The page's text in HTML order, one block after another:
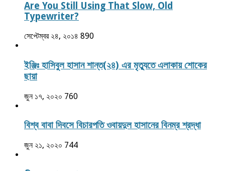
Are You Still Using That Slow, Old
Typewriter?
সেপ্টেম্বর ২৪, ২০১৪ 890
ইঞ্জিঃ হাসিবুল হাসান শান্ত(২৪) এর মৃত্যুতে এলাকায় শোকের
ছায়া
জুন ১৭, ২০২০ 760
বিশ্ব বাবা দিবসে বিচারপতি ওবায়দুল হাসানের বিনম্র শ্রদ্ধা
জুন ২১, ২০২০ 744